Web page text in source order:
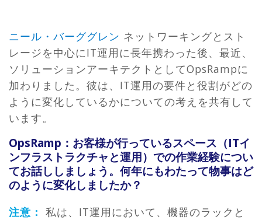
ニール・バーググレン ネットワーキングとスト
レージを中心にIT運用に長年携わった後、最近、
ソリューションアーキテクトとしてOpsRampに
加わりました。彼は、IT運用の要件と役割がどの
ように変化しているかについての考えを共有して
います。
OpsRamp：お客様が行っているスペース（ITイ
ンフラストラクチャと運用）での作業経験につい
てお話ししましょう。何年にもわたって物事はど
のように変化しましたか？
注意： 私は、IT運用において、機器のラックと